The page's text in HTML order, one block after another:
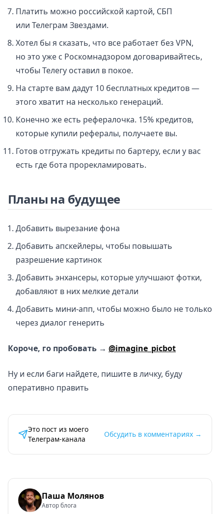
Платить можно российской картой, СБП
или Телеграм Звездами.
Хотел бы я сказать, что все работает без VPN,
но это уже с Роскомнадзором договаривайтесь,
чтобы Телегу оставил в покое.
На старте вам дадут 10 бесплатных кредитов —
этого хватит на несколько генераций.
Конечно же есть рефералочка. 15% кредитов,
которые купили рефералы, получаете вы.
Готов отгружать кредиты по бартеру, если у вас
есть где бота прорекламировать.
Планы на будущее
Добавить вырезание фона
Добавить апскейлеры, чтобы повышать
разрешение картинок
Добавить энхансеры, которые улучшают фотки,
добавляют в них мелкие детали
Добавить мини-апп, чтобы можно было не только
через диалог генерить
Короче, го пробовать → @imagine_picbot
Ну и если баги найдете, пишите в личку, буду
оперативно править
Это пост из моего
Телеграм‑канала
Обсудить в комментариях →
Паша Молянов
Автор блога